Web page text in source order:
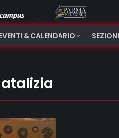
EVENTI & CALENDARIO SEZIONI